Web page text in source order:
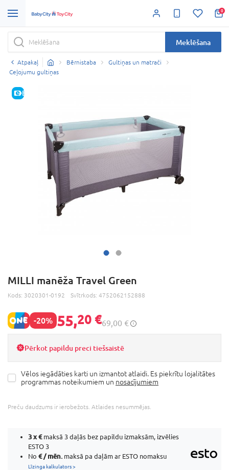
0
Meklēšana
Atpakaļ Bērnistaba
Gultiņas un matrači
Ceļojumu gultiņas
E-CENA
MILLI manēža Travel Green
Kods: 3020301-0192 Svītrkods: 4752062152888
-20% 55,20 €69,00 €
Pērkot papildu preci tiešsaistē
Vēlos iegādāties karti un izmantot atlaidi. Es piekrītu lojalitātes
programmas noteikumiem un nosacījumiem
Preču daudzums ir ierobežots. Atlaides nesummējas.
3 x€maksā 3 daļās bez papildu izmaksām, izvēlies
ESTO 3
No € / mēn. maksā pa daļām ar ESTO nomaksu
Līzinga kalkulators >